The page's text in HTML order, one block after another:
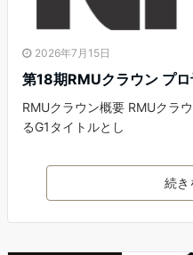
2026年7月15日
第18期RMUクラウン プ
RMUクラウン概要 RMUクラ
るG1タイトルとし
続き